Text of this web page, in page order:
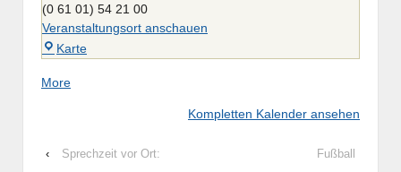
(0 61 01) 54 21 00
Veranstaltungsort anschauen
Karte
Moreabout
Kompletten Kalender ansehen
‹ Sprechzeit vor Ort: Fußball